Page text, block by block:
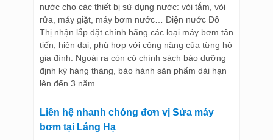
nước cho các thiết bị sử dụng nước: vòi tắm, vòi
rửa, máy giặt, máy bơm nước… Điện nước Đô
Thị nhận lắp đặt chính hãng các loại máy bơm tân
tiến, hiện đại, phù hợp với công năng của từng hộ
gia đình. Ngoài ra còn có chính sách bảo dưỡng
định kỳ hàng tháng, bảo hành sản phẩm dài hạn
lên đến 3 năm.
Liên hệ nhanh chóng đơn vị Sửa máy
bơm tại Láng Hạ